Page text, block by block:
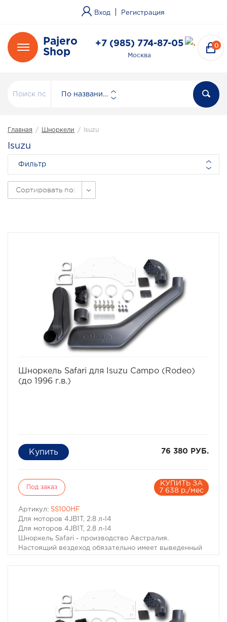
Вход Регистрация
Pajero
Shop
+7 (985) 774-87-05
Москва
0
По названию
Фильтр
Главная / Шноркели / Isuzu
Isuzu
Сортировать по:
Шноркель Safari для Isuzu Campo (Rodeo)
(до 1996 г.в.)
76 380 РУБ.
Под заказ
КУПИТЬ ЗА
7 638 р./мес
Артикул: SS100HF
Для моторов 4JB1T, 2.8 л-I4
Для моторов 4JB1T, 2.8 л-I4
Шноркель Safari - производство Австралия.
Настоящий вездеход обязательно имеет выведенный
того не известно какие ямы могут быть даже в самом
невинном броде. В большинстве случаев попадание
воды в цилиндры работающего двигателя - фатально.